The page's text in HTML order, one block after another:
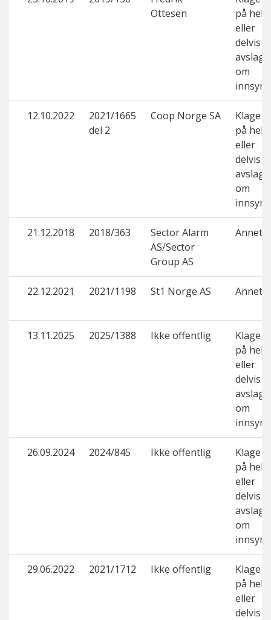
Ottesen
på helt
eller
delvis
avslag
om
innsyn
12.10.2022
2021/1665
del 2
Coop Norge SA
Klage
på helt
eller
delvis
avslag
om
innsyn
21.12.2018 2018/363
Sector Alarm
AS/Sector
Group AS
Annet
22.12.2021 2021/1198 St1 Norge AS Annet
13.11.2025 2025/1388 Ikke offentlig
Klage
på helt
eller
delvis
avslag
om
innsyn
26.09.2024 2024/845 Ikke offentlig
Klage
på helt
eller
delvis
avslag
om
innsyn
29.06.2022 2021/1712 Ikke offentlig
Klage
på helt
eller
delvis